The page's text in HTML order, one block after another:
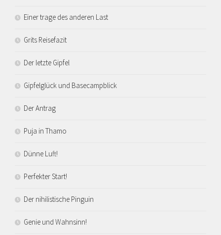
Einer trage des anderen Last
Grits Reisefazit
Der letzte Gipfel
Gipfelglück und Basecampblick
Der Antrag
Puja in Thamo
Dünne Luft!
Perfekter Start!
Der nihilistische Pinguin
Genie und Wahnsinn!